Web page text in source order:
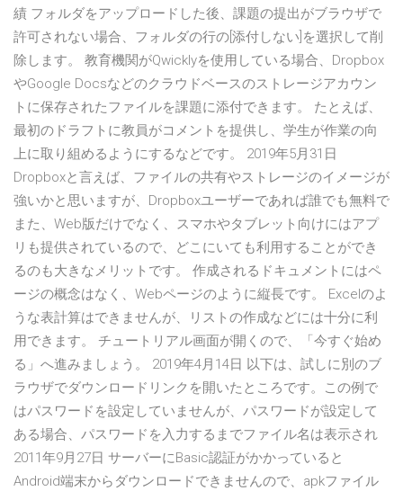
績 フォルダをアップロードした後、課題の提出がブラウザで
許可されない場合、フォルダの行の[添付しない]を選択して削
除します。 教育機関がQwicklyを使用している場合、Dropbox
やGoogle Docsなどのクラウドベースのストレージアカウン
トに保存されたファイルを課題に添付できます。 たとえば、
最初のドラフトに教員がコメントを提供し、学生が作業の向
上に取り組めるようにするなどです。 2019年5月31日
Dropboxと言えば、ファイルの共有やストレージのイメージが
強いかと思いますが、Dropboxユーザーであれば誰でも無料で
また、Web版だけでなく、スマホやタブレット向けにはアプ
リも提供されているので、どこにいても利用することができ
るのも大きなメリットです。 作成されるドキュメントにはペ
ージの概念はなく、Webページのように縦長です。 Excelのよ
うな表計算はできませんが、リストの作成などには十分に利
用できます。 チュートリアル画面が開くので、「今すぐ始め
る」へ進みましょう。 2019年4月14日 以下は、試しに別のブ
ラウザでダウンロードリンクを開いたところです。この例で
はパスワードを設定していませんが、パスワードが設定して
ある場合、パスワードを入力するまでファイル名は表示され
2011年9月27日 サーバーにBasic認証がかかっていると
Android端末からダウンロードできませんので、apkファイル